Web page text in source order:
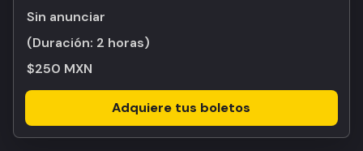
Sin anunciar
(Duración: 2 horas)
$250 MXN
Adquiere tus boletos